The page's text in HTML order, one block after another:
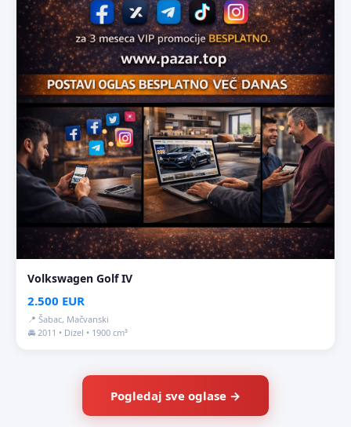
Volkswagen Golf IV
2.500 EUR
📍 Šabac, Mačvanski
🚘 2011 • Dizel • 1900 cm³
Pogledaj sve oglase →